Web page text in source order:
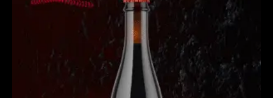
múltiples
variantes.
pueden